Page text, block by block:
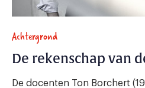
Achtergrond
De rekenschap van
De docenten Ton Borchert